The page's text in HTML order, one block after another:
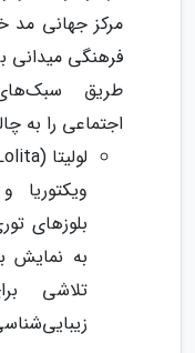
مرکز جهانی مد
فرهنگی میدانی
طریق
اجتماعی را به
ویکتوریا
بلوزهای
به
تلاشی